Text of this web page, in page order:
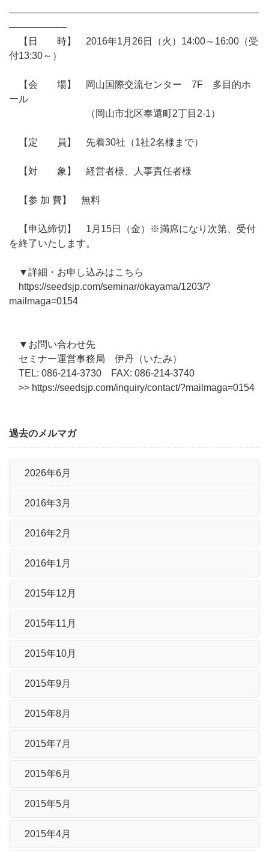
――――――――――――――――――――――――――
――――――
【日 時】 2016年1月26日（火）14:00～16:00（受
付13:30～）
【会 場】 岡山国際交流センター 7F 多目的ホ
ール
（岡山市北区奉還町2丁目2-1）
【定 員】 先着30社（1社2名様まで）
【対 象】 経営者様、人事責任者様
【参 加 費】 無料
【申込締切】 1月15日（金）※満席になり次第、受付
を終了いたします。
▼詳細・お申し込みはこちら
https://seedsjp.com/seminar/okayama/1203/?
mailmaga=0154
▼お問い合わせ先
セミナー運営事務局 伊丹（いたみ）
TEL: 086-214-3730 FAX: 086-214-3740
>> https://seedsjp.com/inquiry/contact/?mailmaga=0154
過去のメルマガ
2026年6月
2016年3月
2016年2月
2016年1月
2015年12月
2015年11月
2015年10月
2015年9月
2015年8月
2015年7月
2015年6月
2015年5月
2015年4月